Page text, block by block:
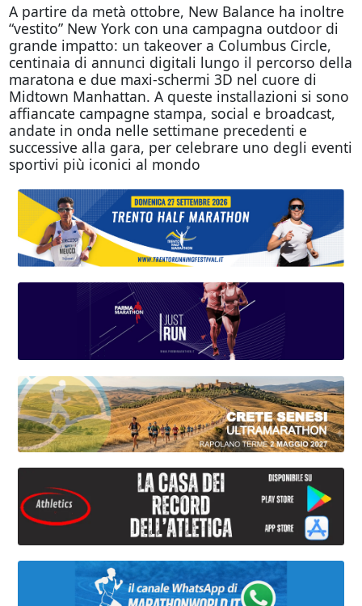
A partire da metà ottobre, New Balance ha inoltre
“vestito” New York con una campagna outdoor di
grande impatto: un takeover a Columbus Circle,
centinaia di annunci digitali lungo il percorso della
maratona e due maxi-schermi 3D nel cuore di
Midtown Manhattan. A queste installazioni si sono
affiancate campagne stampa, social e broadcast,
andate in onda nelle settimane precedenti e
successive alla gara, per celebrare uno degli eventi
sportivi più iconici al mondo